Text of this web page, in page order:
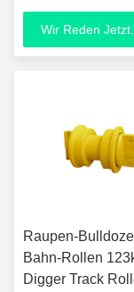
Bagger Spare
Wir Reden
Raupen-
Bahn-Rollen
Digger Track